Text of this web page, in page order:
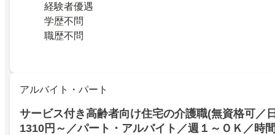
経験者優遇
学歴不問
職歴不問
アルバイト・パート
サービス付き高齢者向け住宅の介護職(無資格可／
1310円～／パート・アルバイト／週１～ＯＫ／時